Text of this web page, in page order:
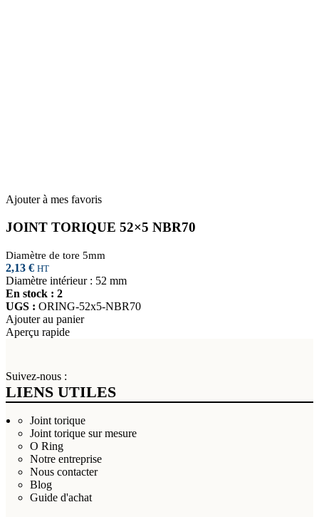
Ajouter à mes favoris
JOINT TORIQUE 52×5 NBR70
Diamètre de tore 5mm
2,13 € HT
Diamètre intérieur : 52 mm
En stock : 2
UGS : ORING-52x5-NBR70
Ajouter au panier
Aperçu rapide
Suivez-nous :
LIENS UTILES
Joint torique
Joint torique sur mesure
O Ring
Notre entreprise
Nous contacter
Blog
Guide d'achat